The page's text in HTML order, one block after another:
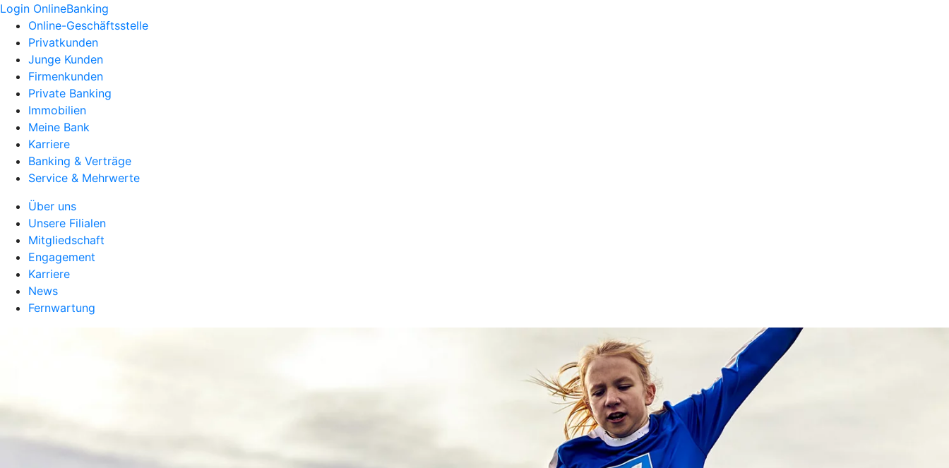
Login OnlineBanking
Online-Geschäftsstelle
Privatkunden
Junge Kunden
Firmenkunden
Private Banking
Immobilien
Meine Bank
Karriere
Banking & Verträge
Service & Mehrwerte
Über uns
Unsere Filialen
Mitgliedschaft
Engagement
Karriere
News
Fernwartung